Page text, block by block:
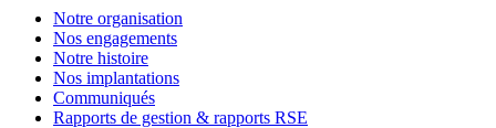
Notre organisation
Nos engagements
Notre histoire
Nos implantations
Communiqués
Rapports de gestion & rapports RSE